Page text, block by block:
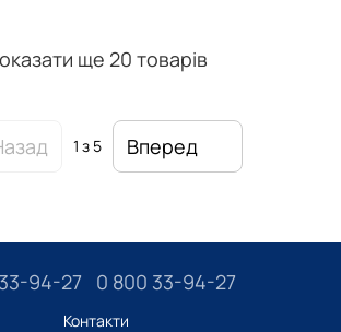
ще 20 товарів
1 з 5 Вперед
94-27 0 800 33-94-27
Контакти